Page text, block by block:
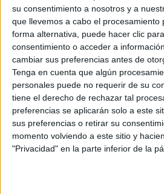
su consentimiento a nosotros y a
que llevemos a cabo el procesamiento
forma alternativa, puede hacer clic
consentimiento o acceder a
cambiar sus preferencias antes de
Tenga en cuenta que algún
personales puede no requerir de su
tiene el derecho de rechazar tal
preferencias se aplicarán solo a este
sus preferencias o retirar su
momento volviendo a este sitio y
"Privacidad" en la parte inferior de la
Circuitos
F1
Fórmula E
F2 / F3 / F4
Resistencia
Indycar
Otros
Producto
Producto